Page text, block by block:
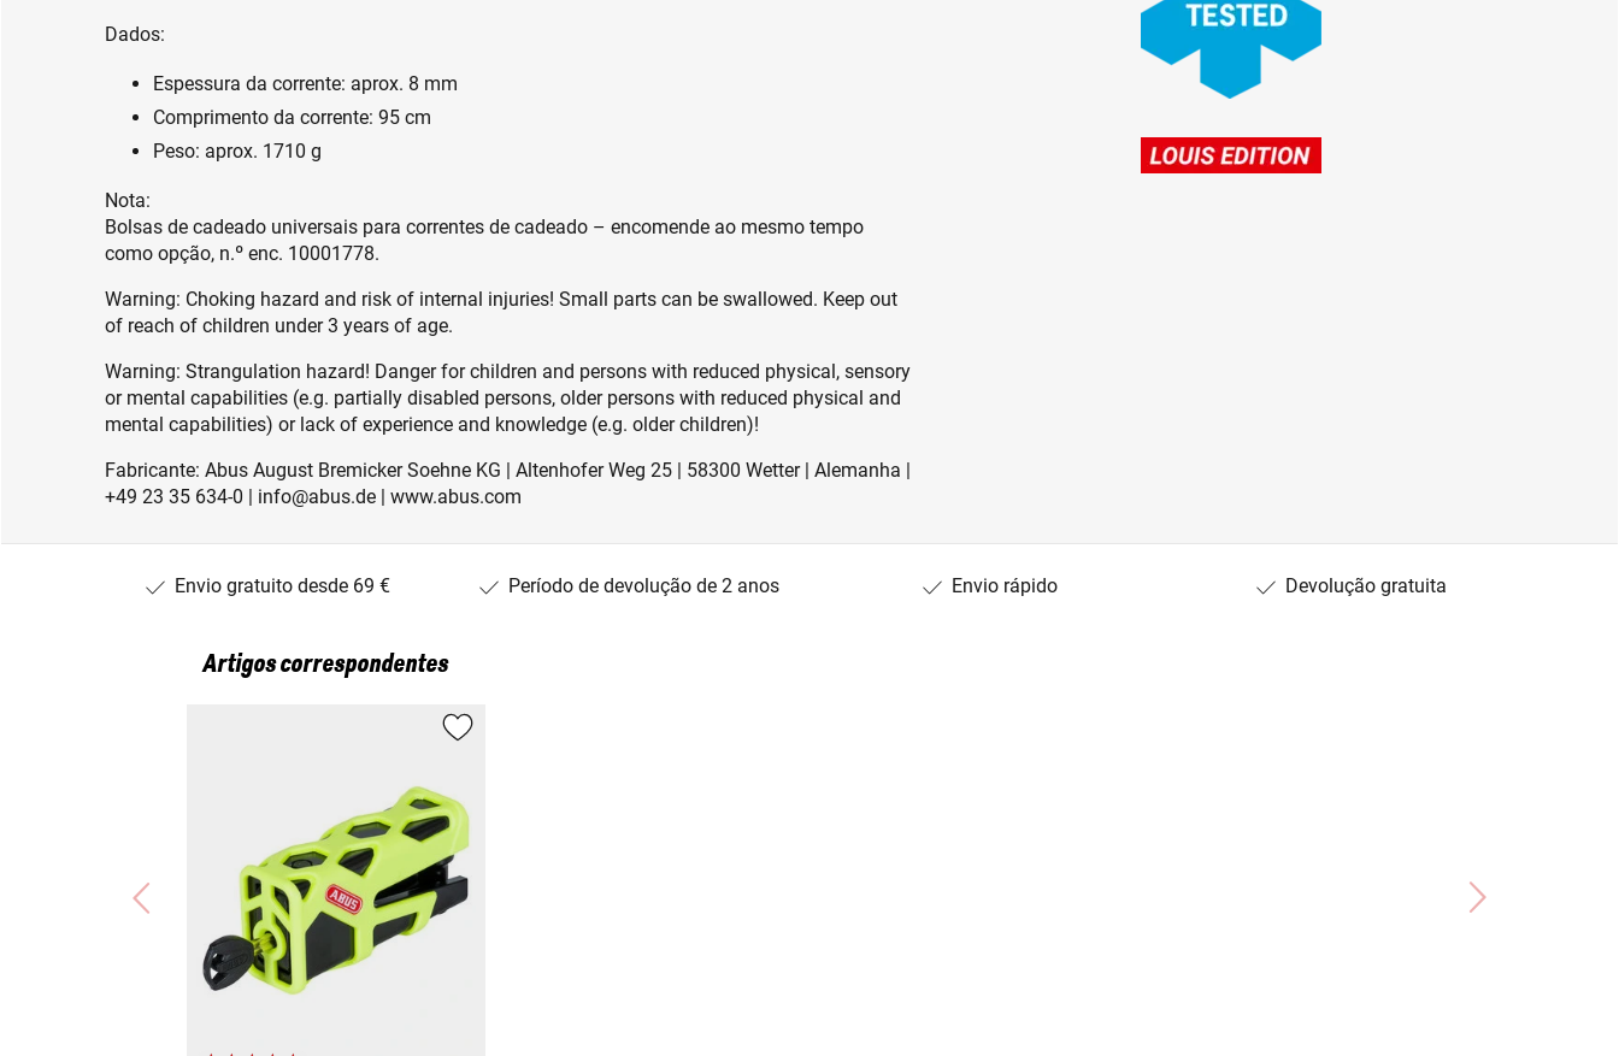
Dados:
Espessura da corrente: aprox. 8 mm
Comprimento da corrente: 95 cm
Peso: aprox. 1710 g
Nota:
Bolsas de cadeado universais para correntes de cadeado – encomende ao mesmo tempo
como opção, n.º enc. 10001778.
Warning: Choking hazard and risk of internal injuries! Small parts can be swallowed. Keep out
of reach of children under 3 years of age.
Warning: Strangulation hazard! Danger for children and persons with reduced physical, sensory
or mental capabilities (e.g. partially disabled persons, older persons with reduced physical and
mental capabilities) or lack of experience and knowledge (e.g. older children)!
Fabricante: Abus August Bremicker Soehne KG | Altenhofer Weg 25 | 58300 Wetter | Alemanha |
+49 23 35 634-0 | info@abus.de | www.abus.com
Envio gratuito desde 69 € Período de devolução de 2 anos Envio rápido Devolução gratuita
Artigos correspondentes